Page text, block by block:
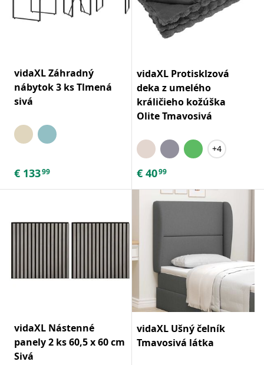
vidaXL Záhradný
nábytok 3 ks Tlmená
sivá
€ 13399
vidaXL Protisklzová
deka z umelého
králičieho kožúška
Olite Tmavosivá
+4
€ 4099
vidaXL Nástenné
panely 2 ks 60,5 x 60 cm
Sivá
vidaXL Ušný čelník
Tmavosivá látka